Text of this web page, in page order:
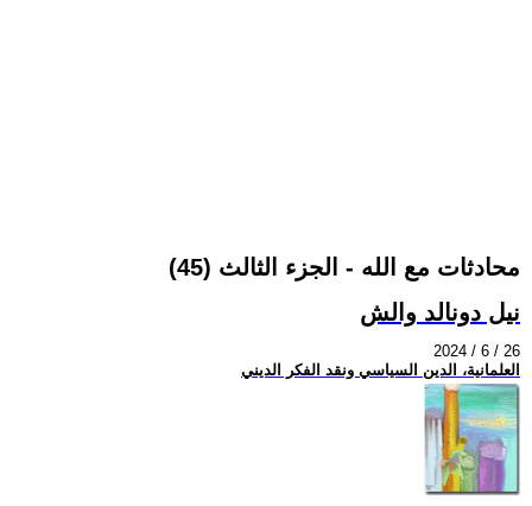
محادثات مع الله - الجزء الثالث (45)
نيل دونالد والش
2024 / 6 / 26
العلمانية، الدين السياسي ونقد الفكر الديني